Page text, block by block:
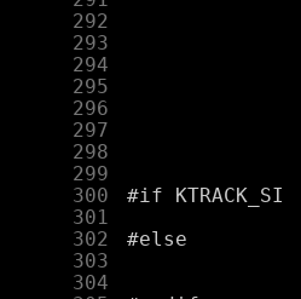
    292
    293
    294
    295
    296
    297
    298
    299
    300
    301
    302
    303
    304